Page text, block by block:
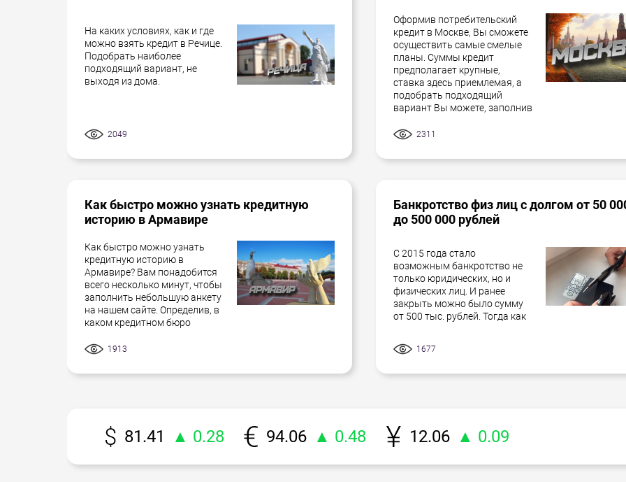
На каких условиях, как и где
можно взять кредит в Речице.
Подобрать наиболее
подходящий вариант, не
выходя из дома.
2049
Оформив потребительский
кредит в Москве, Вы сможете
осуществить самые смелые
планы. Суммы кредит
предполагает крупные,
ставка здесь приемлемая, а
подобрать подходящий
вариант Вы можете, заполнив
2311
Как быстро можно узнать кредитную
историю в Армавире
Как быстро можно узнать
кредитную историю в
Армавире? Вам понадобится
всего несколько минут, чтобы
заполнить небольшую анкету
на нашем сайте. Определив, в
каком кредитном бюро
1913
Банкротство физ лиц с долгом от 50
до 500 000 рублей
С 2015 года стало
возможным банкротство не
только юридических, но и
физических лиц. И ранее
закрыть можно было сумму
от 500 тыс. рублей. Тогда как
1677
81.41 ▲ 0.28 94.06 ▲ 0.48 12.06 ▲ 0.09